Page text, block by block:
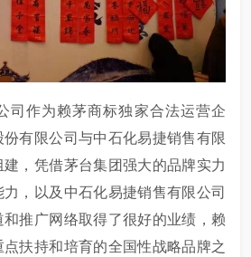
司作为赖茅商标独家合法运营企
有限公司与中石化易捷销售有限
，凭借茅台集团强大的品牌实力
，以及中石化易捷销售有限公司
推广网络取得了很好的业绩，赖
扶持和培育的全国性战略品牌之